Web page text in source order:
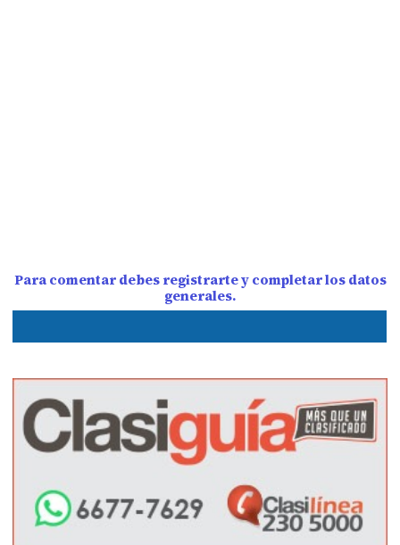
Para comentar debes registrarte y completar los datos
generales.